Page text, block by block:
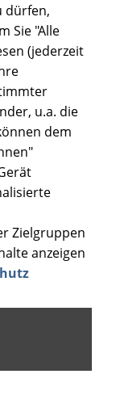
dürfen,
Sie "Alle
(jederzeit
u.a. die
dem
Zielgruppen
anzeigen